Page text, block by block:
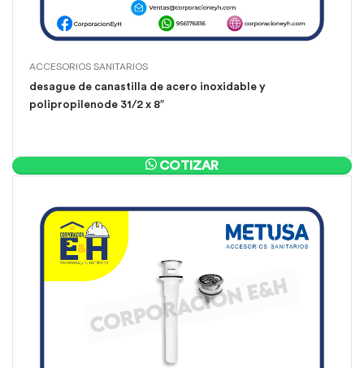
ACCESORIOS SANITARIOS
desague de canastilla de acero inoxidable y
polipropilenode 31/2 x 8″
COTIZAR